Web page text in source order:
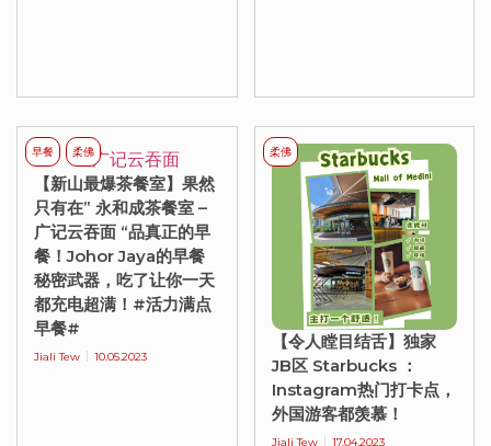
【新山最爆茶餐室】果然
只有在” 永和成茶餐室 –
广记云吞面 “品真正的早
餐！Johor Jaya的早餐
秘密武器，吃了让你一天
都充电超满！#活力满点
早餐#
Jiali Tew 10.05.2023
早餐 柔佛
【令人瞠目结舌】独家
JB区 Starbucks ：
Instagram热门打卡点，
外国游客都羡慕！
Jiali Tew 17.04.2023
柔佛